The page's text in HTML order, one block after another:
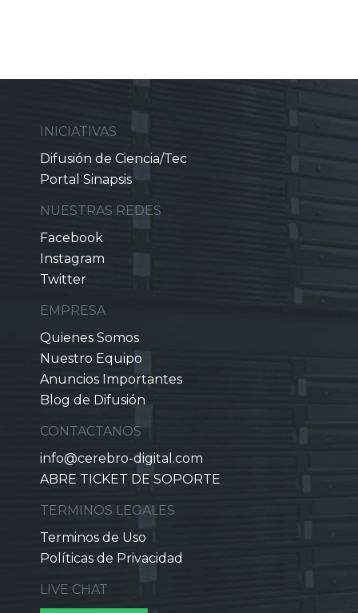
INICIATIVAS
Difusión de Ciencia/Tec
Portal Sinapsis
NUESTRAS REDES
Facebook
Instagram
Twitter
EMPRESA
Quienes Somos
Nuestro Equipo
Anuncios Importantes
Blog de Difusión
CONTACTANOS
info@cerebro-digital.com
ABRE TICKET DE SOPORTE
TERMINOS LEGALES
Terminos de Uso
Políticas de Privacidad
LIVE CHAT